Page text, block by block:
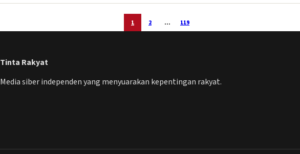
1 2 … 119
Tinta Rakyat
Media siber independen yang menyuarakan kepentingan rakyat.